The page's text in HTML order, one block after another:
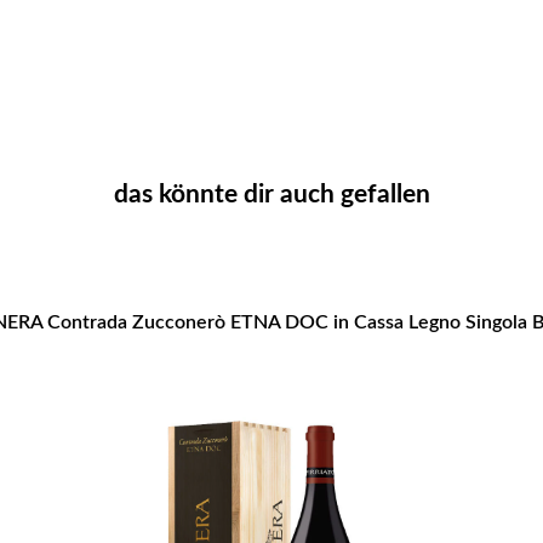
das könnte dir auch gefallen
Contrada Zucconerò ETNA DOC in Cassa Legno Singola